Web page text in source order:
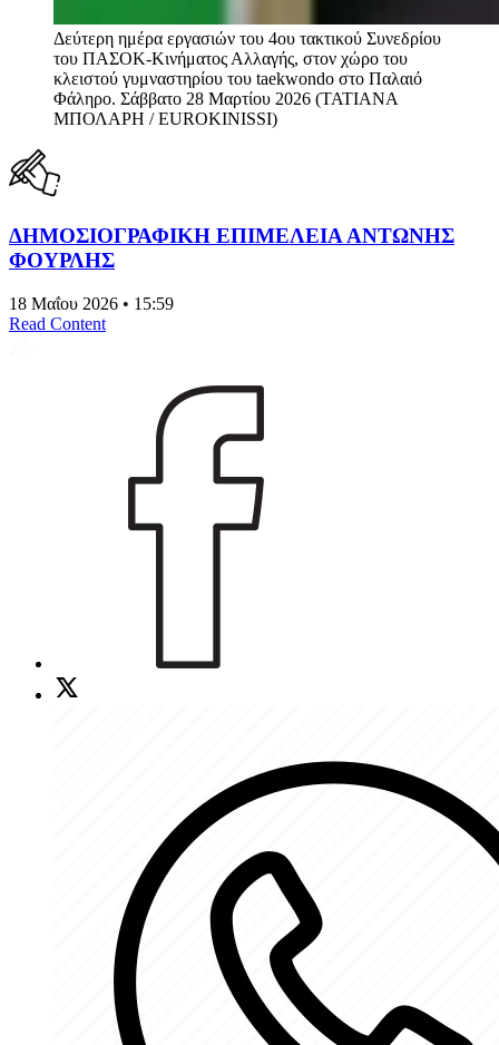
Δεύτερη ημέρα εργασιών του 4ου τακτικού Συνεδρίου
του ΠΑΣΟΚ-Κινήματος Αλλαγής, στον χώρο του
κλειστού γυμναστηρίου του taekwondo στο Παλαιό
Φάληρο. Σάββατο 28 Μαρτίου 2026 (ΤΑΤΙΑΝΑ
ΜΠΟΛΑΡΗ / EUROKINISSI)
ΔΗΜΟΣΙΟΓΡΑΦΙΚΗ ΕΠΙΜΕΛΕΙΑ ΑΝΤΩΝΗΣ
ΦΟΥΡΛΗΣ
18 Μαΐου 2026 • 15:59
Read Content